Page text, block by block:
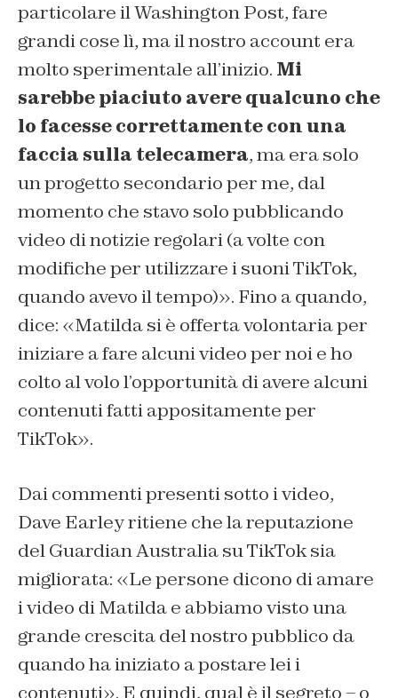
particolare il Washington Post, fare
grandi cose lì, ma il nostro account era
molto sperimentale all’inizio. Mi
sarebbe piaciuto avere qualcuno che
lo facesse correttamente con una
faccia sulla telecamera, ma era solo
un progetto secondario per me, dal
momento che stavo solo pubblicando
video di notizie regolari (a volte con
modifiche per utilizzare i suoni TikTok,
quando avevo il tempo)». Fino a quando,
dice: «Matilda si è offerta volontaria per
iniziare a fare alcuni video per noi e ho
colto al volo l’opportunità di avere alcuni
contenuti fatti appositamente per
TikTok».
Dai commenti presenti sotto i video,
Dave Earley ritiene che la reputazione
del Guardian Australia su TikTok sia
migliorata: «Le persone dicono di amare
i video di Matilda e abbiamo visto una
grande crescita del nostro pubblico da
quando ha iniziato a postare lei i
contenuti». E quindi, qual è il segreto – o